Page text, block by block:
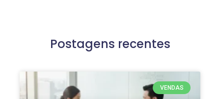
Postagens recentes
VENDAS